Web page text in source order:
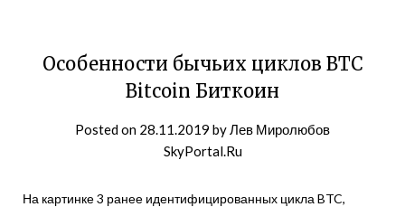
Особенности бычьих циклов BTC
Bitcoin Биткоин
Posted on 28.11.2019 byЛев Миролюбов
SkyPortal.Ru
На картинке 3 ранее идентифицированных цикла BTC,